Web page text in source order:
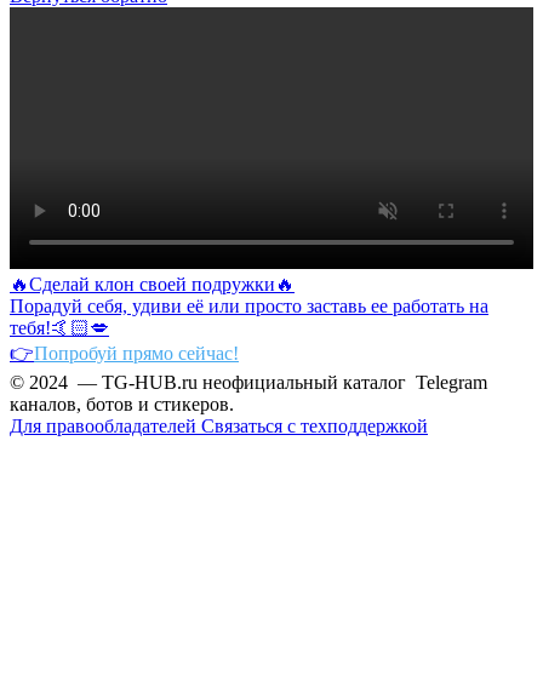
🔥Сделай клон своей подружки🔥
Порадуй себя, удиви её или просто заставь ее работать на
тебя!🤙🏻💋
👉Попробуй прямо сейчас!
© 2024 — TG-HUB.ru неофициальный каталог Telegram
каналов, ботов и стикеров.
Для правообладателей Связаться с техподдержкой